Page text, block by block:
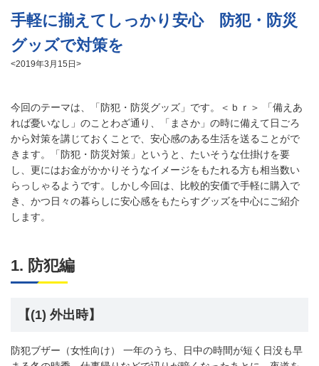
手軽に揃えてしっかり安心 防犯・防災
グッズで対策を
<2019年3月15日>
今回のテーマは、「防犯・防災グッズ」です。＜ｂｒ＞ 「備えあ
れば憂いなし」のことわざ通り、「まさか」の時に備えて日ごろ
から対策を講じておくことで、安心感のある生活を送ることがで
きます。「防犯・防災対策」というと、たいそうな仕掛けを要
し、更にはお金がかかりそうなイメージをもたれる方も相当数い
らっしゃるようです。しかし今回は、比較的安価で手軽に購入で
き、かつ日々の暮らしに安心感をもたらすグッズを中心にご紹介
します。
1. 防犯編
【(1) 外出時】
防犯ブザー（女性向け） 一年のうち、日中の時間が短く日没も早